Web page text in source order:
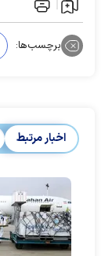
برچسب‌ها:
اخبار مرتبط